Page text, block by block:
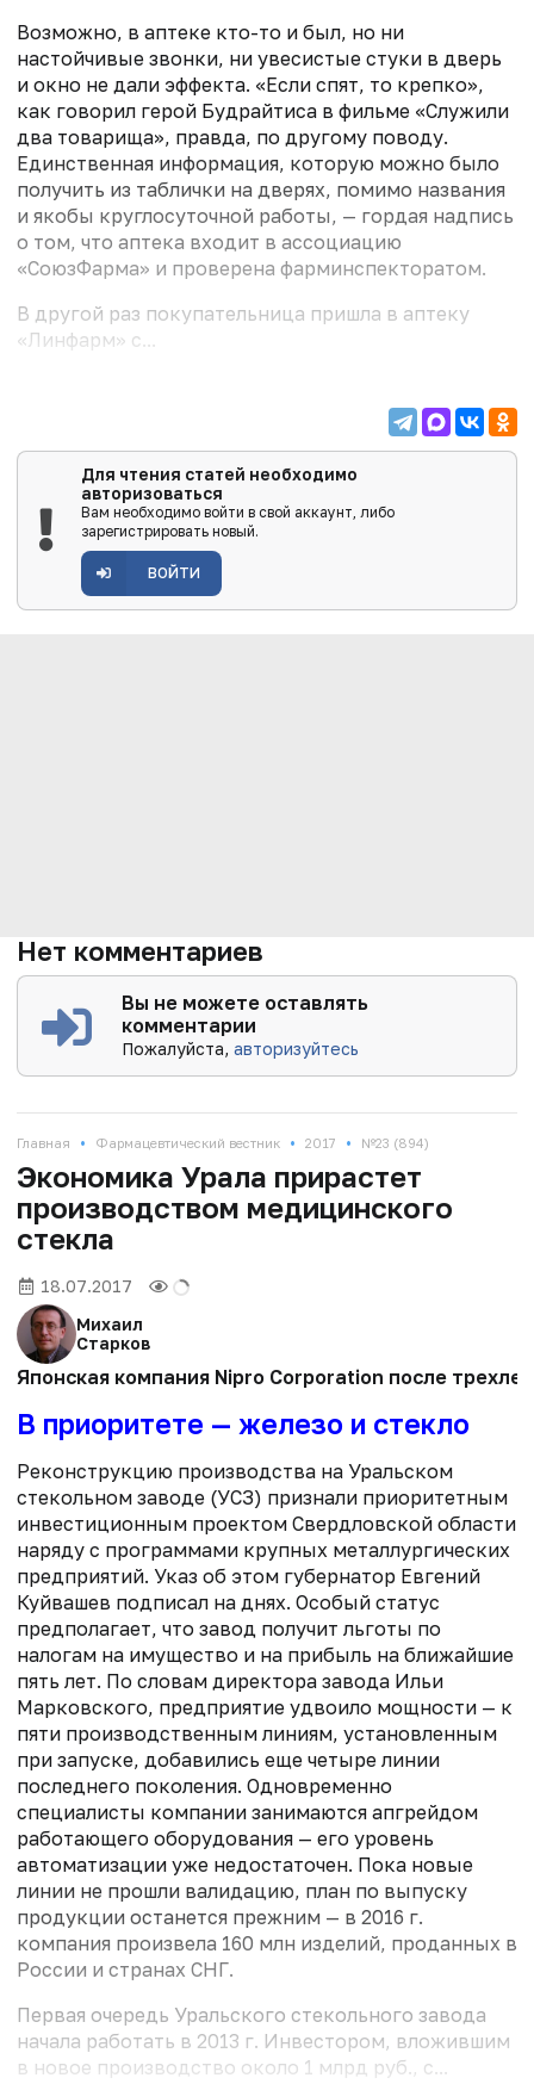
Возможно, в аптеке кто-то и был, но ни
настойчивые звонки, ни увесистые стуки в дверь
и окно не дали эффекта. «Если спят, то крепко»,
как говорил герой Будрайтиса в фильме «Служили
два товарища», правда, по другому поводу.
Единственная информация, которую можно было
получить из таблички на дверях, помимо названия
и якобы круглосуточной работы, — гордая надпись
о том, что аптека входит в ассоциацию
«СоюзФарма» и проверена фарминспекторатом.
В другой раз покупательница пришла в аптеку
«Линфарм» с...
Для чтения статей необходимо
авторизоваться
Вам необходимо войти в свой аккаунт, либо
зарегистрировать новый.
ВОЙТИ
Нет комментариев
Вы не можете оставлять
комментарии
Пожалуйста,авторизуйтесь
Главная • Фармацевтический вестник • 2017 • №23 (894)
Экономика Урала прирастет
производством медицинского
стекла
18.07.2017
Михаил
Старков
Японская компания Nipro Corporation после
В приоритете — железо и стекло
Реконструкцию производства на Уральском
стекольном заводе (УСЗ) признали приоритетным
инвестиционным проектом Свердловской области
наряду с программами крупных металлургических
предприятий. Указ об этом губернатор Евгений
Куйвашев подписал на днях. Особый статус
предполагает, что завод получит льготы по
налогам на имущество и на прибыль на ближайшие
пять лет. По словам директора завода Ильи
Марковского, предприятие удвоило мощности — к
пяти производственным линиям, установленным
при запуске, добавились еще четыре линии
последнего поколения. Одновременно
специалисты компании занимаются апгрейдом
работающего оборудования — его уровень
автоматизации уже недостаточен. Пока новые
линии не прошли валидацию, план по выпуску
продукции останется прежним — в 2016 г.
компания произвела 160 млн изделий, проданных в
России и странах СНГ.
Первая очередь Уральского стекольного завода
начала работать в 2013 г. Инвестором, вложившим
в новое производство около 1 млрд руб., с...